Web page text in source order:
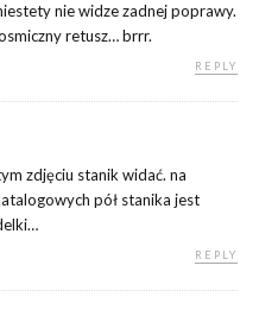
nie widze zadnej poprawy.
retusz… brrr.
REPLY
zdjęciu stanik widać. na
pół stanika jest
REPLY